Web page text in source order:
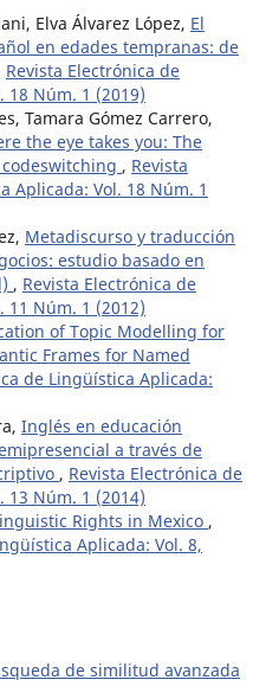
Elva Álvarez López, El
en edades tempranas: de
Revista Electrónica de
18 Núm. 1 (2019)
Tamara Gómez Carrero,
the eye takes you: The
, Revista
Aplicada: Vol. 18 Núm. 1
Metadiscurso y traducción
estudio basado en
, Revista Electrónica de
11 Núm. 1 (2012)
of Topic Modelling for
Frames for Named
de Lingüística Aplicada:
Inglés en educación
a través de
, Revista Electrónica de
13 Núm. 1 (2014)
Rights in Mexico ,
Aplicada: Vol. 8,
de similitud avanzada